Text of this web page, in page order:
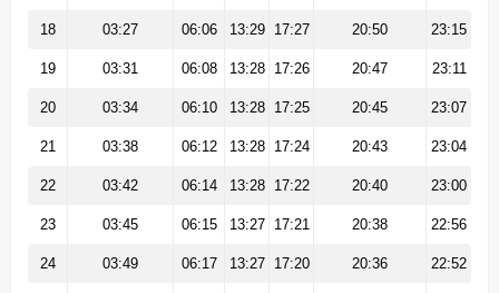
18 03:27 06:06 13:29 17:27 20:50 23:15
19 03:31 06:08 13:28 17:26 20:47 23:11
20 03:34 06:10 13:28 17:25 20:45 23:07
21 03:38 06:12 13:28 17:24 20:43 23:04
22 03:42 06:14 13:28 17:22 20:40 23:00
23 03:45 06:15 13:27 17:21 20:38 22:56
24 03:49 06:17 13:27 17:20 20:36 22:52